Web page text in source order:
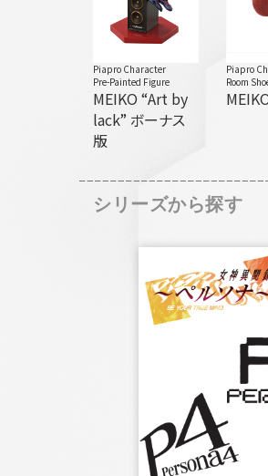
Piapro Character
Pre-Painted Figure
MEIKO “Art by
lack” ボーナス
版
Piapro
Room
シリーズから探す